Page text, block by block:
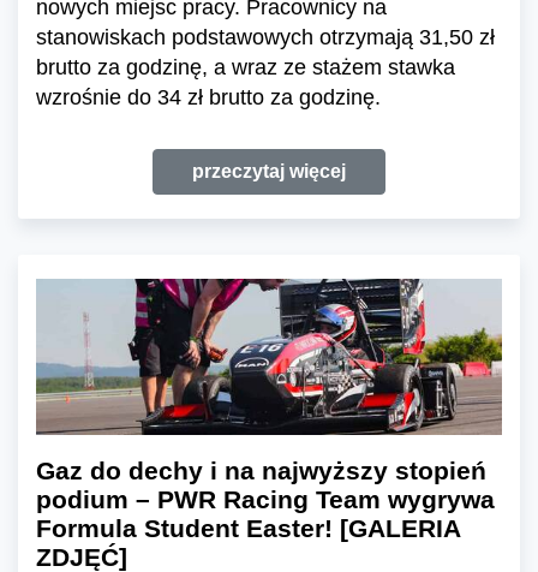
nowych miejsc pracy. Pracownicy na
stanowiskach podstawowych otrzymają 31,50 zł
brutto za godzinę, a wraz ze stażem stawka
wzrośnie do 34 zł brutto za godzinę.
przeczytaj więcej
Gaz do dechy i na najwyższy stopień
podium – PWR Racing Team wygrywa
Formula Student Easter! [GALERIA
ZDJĘĆ]